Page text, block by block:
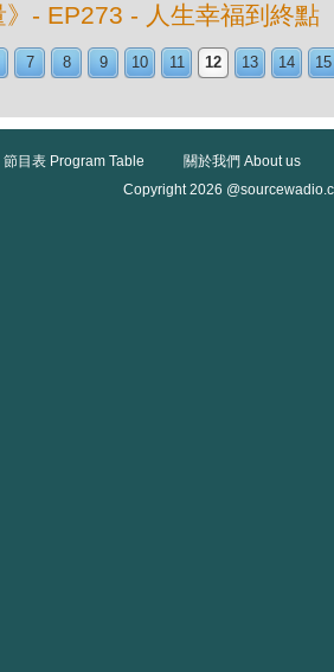
》- EP273 - 人生幸福到終點
7 8 9 10 11 12 13 14 15
節目表 Program Table
關於我們 About us
Copyright 2026